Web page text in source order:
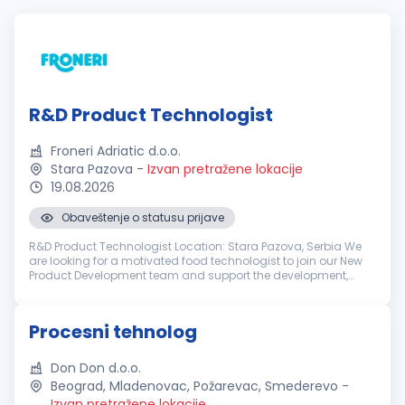
R&D Product Technologist
Froneri Adriatic d.o.o.
Stara Pazova - Izvan pretražene lokacije
19.08.2026
Obaveštenje o statusu prijave
R&D Product Technologist Location: Stara Pazova, Serbia We
are looking for a motivated food technologist to join our New
Product Development team and support the development,
Procesni tehnolog
Don Don d.o.o.
Beograd, Mladenovac, Požarevac, Smederevo -